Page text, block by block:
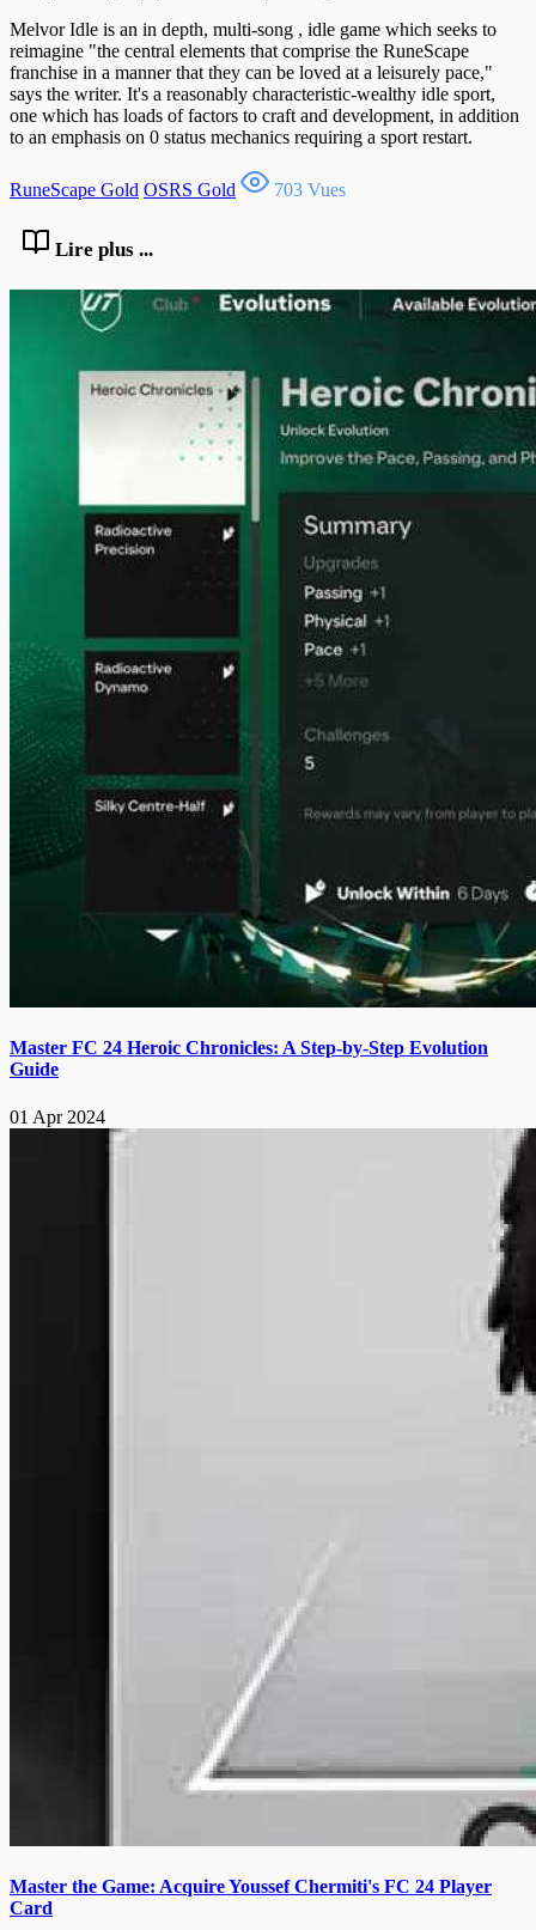
Melvor Idle is an in depth, multi-song , idle game which seeks to
reimagine "the central elements that comprise the RuneScape
franchise in a manner that they can be loved at a leisurely pace,"
says the writer. It's a reasonably characteristic-wealthy idle sport,
one which has loads of factors to craft and development, in addition
to an emphasis on 0 status mechanics requiring a sport restart.
RuneScape Gold OSRS Gold 703 Vues
Lire plus ...
Master FC 24 Heroic Chronicles: A Step-by-Step Evolution
Guide
01 Apr 2024
Master the Game: Acquire Youssef Chermiti's FC 24 Player
Card